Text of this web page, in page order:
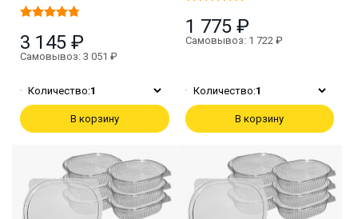
3 145 ₽
Самовывоз: 3 051 ₽
Количество:1
В корзину
1 775 ₽
Самовывоз: 1 722 ₽
Количество:1
В корзину